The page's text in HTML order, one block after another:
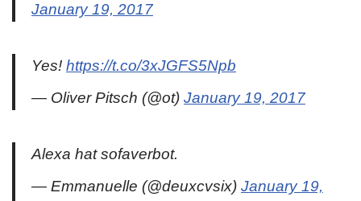
January 19, 2017
Yes! https://t.co/3xJGFS5Npb
— Oliver Pitsch (@ot) January 19, 2017
Alexa hat sofaverbot.
— Emmanuelle (@deuxcvsix) January 19,